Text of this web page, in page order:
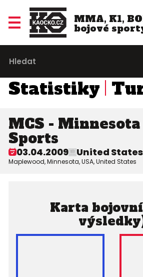
MMA, K1,
bojové
Statistiky
MCS -
Sports
03.04.2009 United States
Maplewood, Minnesota, USA, United States
Karta